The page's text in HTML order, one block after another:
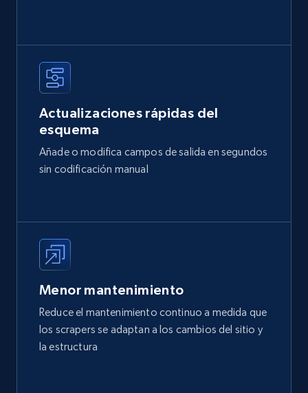
Actualizaciones rápidas del
esquema
Añade o modifica campos de salida en segundos
sin codificación manual
Menor mantenimiento
Reduce el mantenimiento continuo a medida que
los scrapers se adaptan a los cambios del sitio y
la estructura